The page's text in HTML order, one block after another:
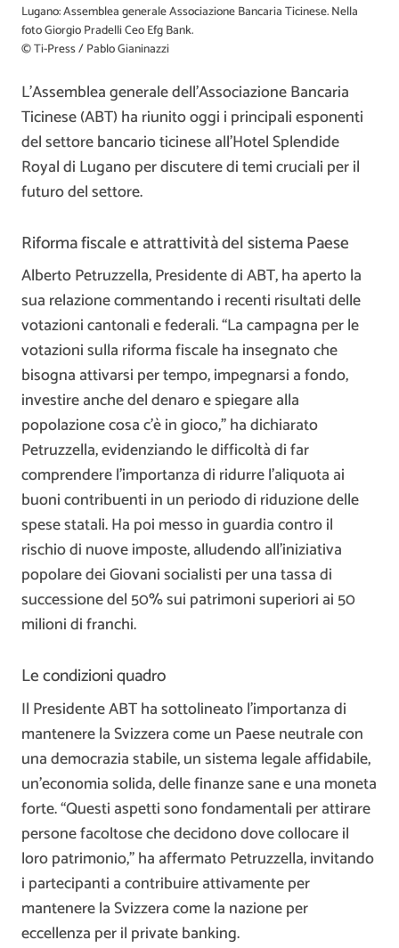
Lugano: Assemblea generale Associazione Bancaria Ticinese. Nella
foto Giorgio Pradelli Ceo Efg Bank.
© Ti-Press / Pablo Gianinazzi
L’Assemblea generale dell’Associazione Bancaria
Ticinese (ABT) ha riunito oggi i principali esponenti
del settore bancario ticinese all’Hotel Splendide
Royal di Lugano per discutere di temi cruciali per il
futuro del settore.
Riforma fiscale e attrattività del sistema Paese
Alberto Petruzzella, Presidente di ABT, ha aperto la
sua relazione commentando i recenti risultati delle
votazioni cantonali e federali. “La campagna per le
votazioni sulla riforma fiscale ha insegnato che
bisogna attivarsi per tempo, impegnarsi a fondo,
investire anche del denaro e spiegare alla
popolazione cosa c’è in gioco,” ha dichiarato
Petruzzella, evidenziando le difficoltà di far
comprendere l’importanza di ridurre l’aliquota ai
buoni contribuenti in un periodo di riduzione delle
spese statali. Ha poi messo in guardia contro il
rischio di nuove imposte, alludendo all’iniziativa
popolare dei Giovani socialisti per una tassa di
successione del 50% sui patrimoni superiori ai 50
milioni di franchi.
Le condizioni quadro
Il Presidente ABT ha sottolineato l’importanza di
mantenere la Svizzera come un Paese neutrale con
una democrazia stabile, un sistema legale affidabile,
un’economia solida, delle finanze sane e una moneta
forte. “Questi aspetti sono fondamentali per attirare
persone facoltose che decidono dove collocare il
loro patrimonio,” ha affermato Petruzzella, invitando
i partecipanti a contribuire attivamente per
mantenere la Svizzera come la nazione per
eccellenza per il private banking.